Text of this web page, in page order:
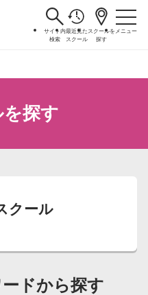
サイト内
検索
最近見た
スクール
スクールを
探す
メニュー
探す
クール
ドから探す